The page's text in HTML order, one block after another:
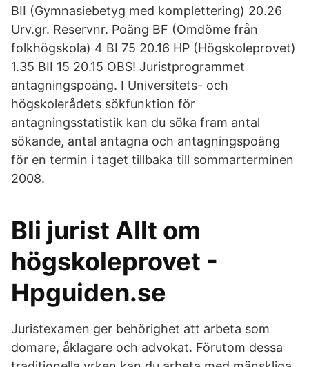
BII (Gymnasiebetyg med komplettering) 20.26
Urv.gr. Reservnr. Poäng BF (Omdöme från
folkhögskola) 4 BI 75 20.16 HP (Högskoleprovet)
1.35 BII 15 20.15 OBS! Juristprogrammet
antagningspoäng. I Universitets- och
högskolerådets sökfunktion för
antagningsstatistik kan du söka fram antal
sökande, antal antagna och antagningspoäng
för en termin i taget tillbaka till sommarterminen
2008.
Bli jurist Allt om
högskoleprovet -
Hpguiden.se
Juristexamen ger behörighet att arbeta som
domare, åklagare och advokat. Förutom dessa